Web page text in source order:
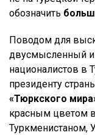
обозначить
Поводом для
двусмысленный
националистов в
президенту
«Тюркского
красным цветом
Туркменистаном,